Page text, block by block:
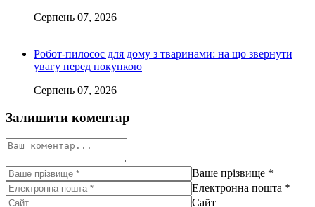
Серпень 07, 2026
Робот-пилосос для дому з тваринами: на що звернути
увагу перед покупкою
Серпень 07, 2026
Залишити коментар
Ваше прізвище *
Електронна пошта *
Сайт